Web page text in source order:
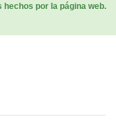
por la página web.